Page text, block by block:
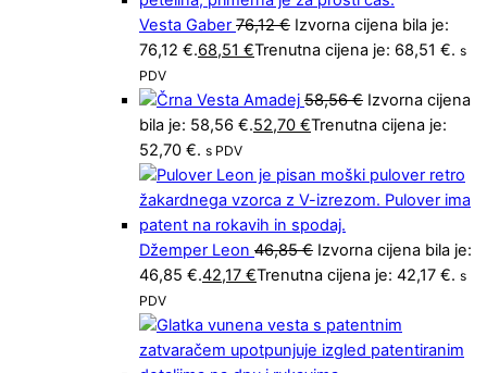
Vesta Gaber 76,12€ Izvorna cijena bila je:
76,12 €.68,51 €Trenutna cijena je: 68,51 €. s
PDV
Vesta Amadej 58,56€ Izvorna cijena
bila je: 58,56 €.52,70 €Trenutna cijena je:
52,70 €. s PDV
Džemper Leon 46,85€ Izvorna cijena bila je:
46,85 €.42,17 €Trenutna cijena je: 42,17 €. s
PDV